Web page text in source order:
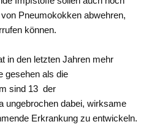
Pneumokokken abwehren,
können.
in den letzten Jahren mehr
gesehen als die
sind 13 der
ungebrochen dabei, wirksame
Erkrankung zu entwickeln.